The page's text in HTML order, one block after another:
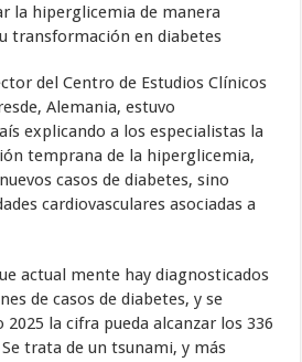
la hiperglicemia de manera
transformación en diabetes
del Centro de Estudios Clínicos
Alemania, estuvo
explicando a los especialistas la
temprana de la hiperglicemia,
casos de diabetes, sino
cardiovasculares asociadas a
actual mente hay diagnosticados
de casos de diabetes, y se
la cifra pueda alcanzar los 336
trata de un tsunami, y más